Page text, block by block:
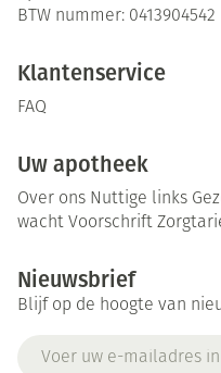
BTW nummer: 0413904542
Klantenservice
FAQ
Uw apotheek
Over ons Nuttige links
wacht Voorschrift
Nieuwsbrief
Blijf op de hoogte van